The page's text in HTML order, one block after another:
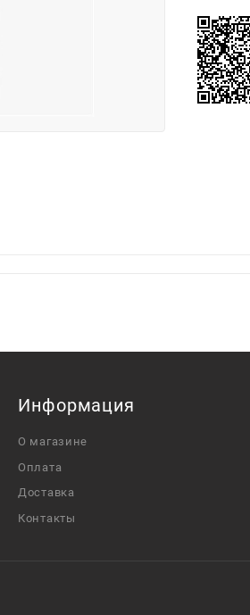
Информация
О магазине
Оплата
Доставка
Контакты